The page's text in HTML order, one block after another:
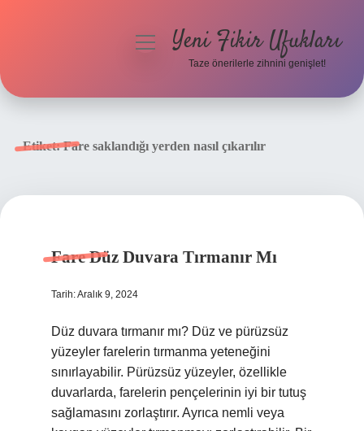
menüyüYeni Fikir Ufukları
Taze önerilerle zihnini genişlet!
Etiket:Fare saklandığı yerden nasıl çıkarılır
Fare Düz Duvara Tırmanır Mı
Tarih: Aralık 9, 2024
Düz duvara tırmanır mı? Düz ve pürüzsüz
yüzeyler farelerin tırmanma yeteneğini
sınırlayabilir. Pürüzsüz yüzeyler, özellikle
duvarlarda, farelerin pençelerinin iyi bir tutuş
sağlamasını zorlaştırır. Ayrıca nemli veya